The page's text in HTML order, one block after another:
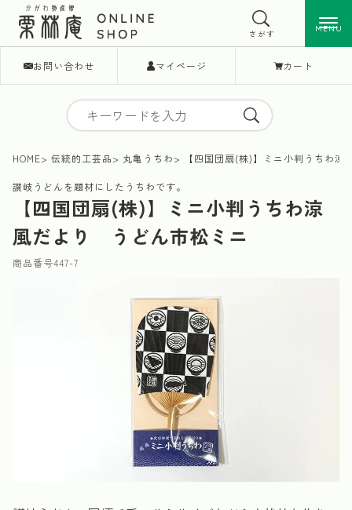
お問い合わせ マイページ カート
MENU
さがす MENU
HOME 伝統的工芸品 丸亀うちわ 【四国団扇(株)】ミニ小判うちわ
讃岐うどんを題材にしたうちわです。
【四国団扇(株)】ミニ小判うちわ涼
風だより うどん市松ミニ
商品番号447-7